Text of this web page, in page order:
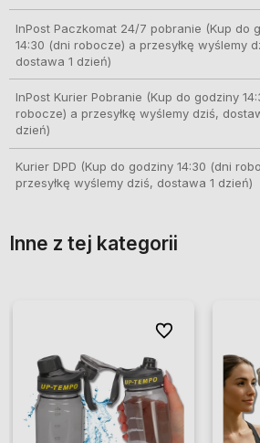
InPost Paczkomat 24/7 pobranie (Kup do
14:30 (dni robocze) a przesyłkę wyślemy
dostawa 1 dzień)
InPost Kurier Pobranie (Kup do godziny
robocze) a przesyłkę wyślemy dziś,
dzień)
Kurier DPD (Kup do godziny 14:30 (dni
przesyłkę wyślemy dziś, dostawa 1 dzień)
Inne z tej kategorii
Do ulubionych
Do ulubionych